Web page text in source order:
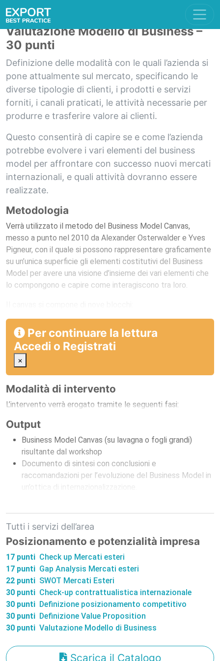
Tutti i servizi dell’area
Posizionamento e potenzialità impresa
17 punti Check up Mercati esteri
17 punti Gap Analysis Mercati esteri
22 punti SWOT Mercati Esteri
30 punti Check-up contrattualistica internazionale
30 punti Definizione posizionamento competitivo
30 punti Definizione Value Proposition
30 punti Valutazione Modello di Business
Scarica il Catalogo
Valutazione Modello di Business –
30 punti
Definizione delle modalità con le quali l’azienda si
pone attualmente sul mercato, specificando le
diverse tipologie di clienti, i prodotti e servizi
forniti, i canali praticati, le attività necessarie per
produrre e trasferire valore ai clienti.
Questo consentirà di capire se e come l’azienda
potrebbe evolvere i vari elementi del business
model per affrontare con successo nuovi mercati
internazionali, e quali attività dovranno essere
realizzate.
Metodologia
Verrà utilizzato il metodo del Business Model Canvas,
messo a punto nel 2010 da Alexander Osterwalder e Yves
Pigneur, con il quale si possono rappresentare graficamente
su un’unica superficie gli elementi costitutivi del Business
Model per avere una visione d’insieme dei vari elementi che
lo compongono e capire come interagiscono tra loro.
Per continuare la lettura
Accedi o Registrati
×
Modalità di intervento
L’intervento verrà erogato tramite le seguenti fasi:
Output
Business Model Canvas (su lavagna o fogli grandi)
risultante dal workshop
Documento di sintesi con conclusioni e
raccomandazioni per l’evoluzione del Business Model in
un’ottica di internazionalizzazione.